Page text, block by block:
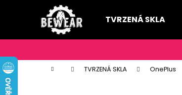
TVRZENÁ SKLA
Domů TVRZENÁ SKLA OnePlus
í
k
Zpět
do
Zpět
do